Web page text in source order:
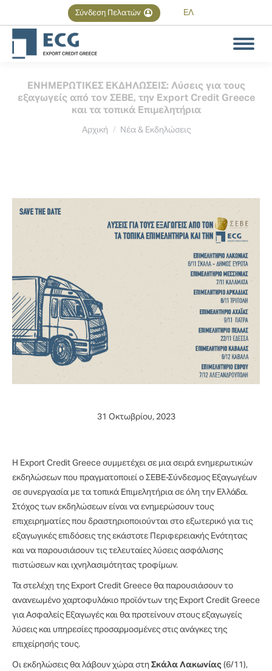
Σύνδεση Πελατών ΕΛ
ΕΝΗΜΕΡΩΤΙΚΕΣ ΕΚΔΗΛΩΣΕΙΣ: Λύσεις για τους
εξαγωγείς από τον ΣΕΒΕ, την Export Credit Greece
και τα τοπικά Επιμελητήρια
You are here:
Αρχική Νέα & Εκδηλώσεις
31 Οκτωβρίου, 2023
Η Export Credit Greece συμμετέχει σε μια σειρά ενημερωτικών
εκδηλώσεων που πραγματοποιεί ο ΣΕΒΕ-Σύνδεσμος Εξαγωγέων
σε συνεργασία με τα τοπικά Επιμελητήρια σε όλη την Ελλάδα.
Στόχος των εκδηλώσεων είναι να ενημερώσουν τους
επιχειρηματίες που δραστηριοποιούνται στο εξωτερικό για τις
εξαγωγικές επιδόσεις της εκάστοτε Περιφερειακής Ενότητας
και να παρουσιάσουν τις τελευταίες λύσεις ασφάλισης
πιστώσεων και ιχνηλασιμότητας τροφίμων.
Τα στελέχη της Export Credit Greece θα παρουσιάσουν το
ανανεωμένο χαρτοφυλάκιο προϊόντων της Export Credit Greece
για Ασφαλείς Εξαγωγές και θα προτείνουν στους εξαγωγείς
λύσεις και υπηρεσίες προσαρμοσμένες στις ανάγκες της
επιχείρησής τους.
Οι εκδηλώσεις θα λάβουν χώρα στη Σκάλα Λακωνίας (6/11),